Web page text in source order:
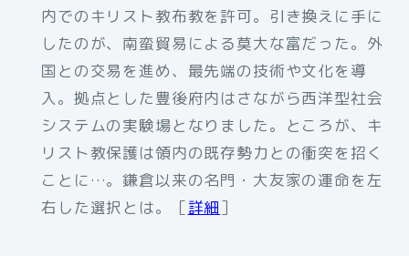
内でのキリスト教布教を許可。引き換えに手に
したのが、南蛮貿易による莫大な富だった。外
国との交易を進め、最先端の技術や文化を導
入。拠点とした豊後府内はさながら西洋型社会
システムの実験場となりました。ところが、キ
リスト教保護は領内の既存勢力との衝突を招く
ことに…。鎌倉以来の名門・大友家の運命を左
右した選択とは。［詳細］